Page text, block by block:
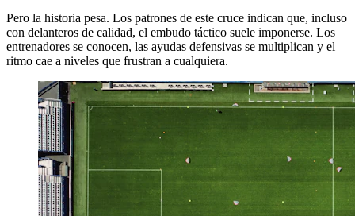
Pero la historia pesa. Los patrones de este cruce indican que, incluso
con delanteros de calidad, el embudo táctico suele imponerse. Los
entrenadores se conocen, las ayudas defensivas se multiplican y el
ritmo cae a niveles que frustran a cualquiera.